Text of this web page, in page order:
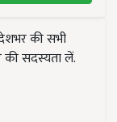
की सभी
सदस्यता लें.